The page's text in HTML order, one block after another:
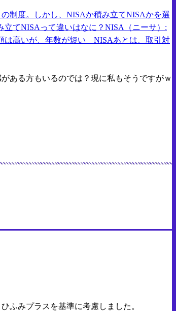
制度。しかし、NISAか積み立てNISAかを選
てNISAって違いはなに？NISA（ニーサ）:
は高いが、年数が短い NISAあとは、取引対
ある方もいるのでは？現に私もそうですがｗ
ふみプラスを基準に考慮しました。